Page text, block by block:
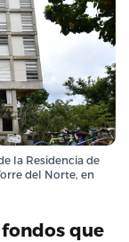
la Residencia de
del Norte, en
que